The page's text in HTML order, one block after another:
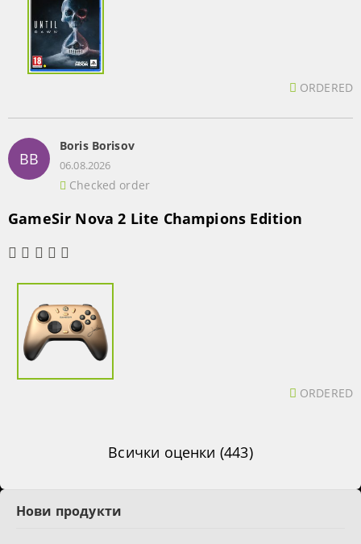
ORDERED
BB
Boris Borisov
06.08.2026
Checked order
GameSir Nova 2 Lite Champions Edition
ORDERED
Всички оценки (443)
Нови продукти